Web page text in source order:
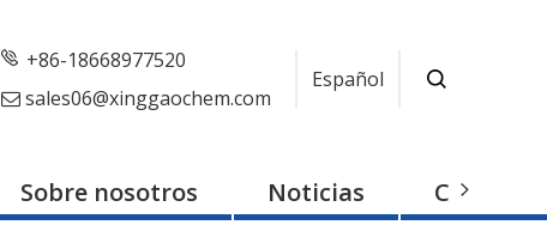
+86-18668977520
 sales06@xinggaochem.com
Español
Sobre nosotros Noticias Contacto